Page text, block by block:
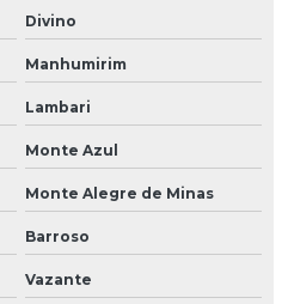
Divino
Manhumirim
Lambari
Monte Azul
Monte Alegre de Minas
Barroso
Vazante